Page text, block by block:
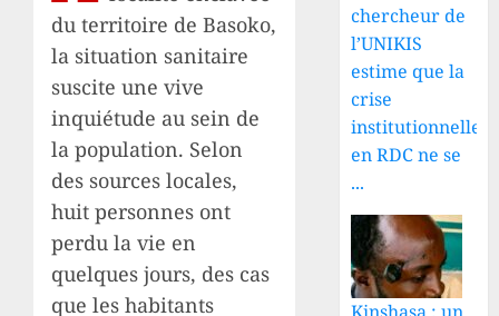
du territoire de Basoko,
la situation sanitaire
suscite une vive
inquiétude au sein de
la population. Selon
des sources locales,
huit personnes ont
perdu la vie en
quelques jours, des cas
que les habitants
chercheur de
l’UNIKIS
estime que la
crise
institutionnelle
en RDC ne se
...